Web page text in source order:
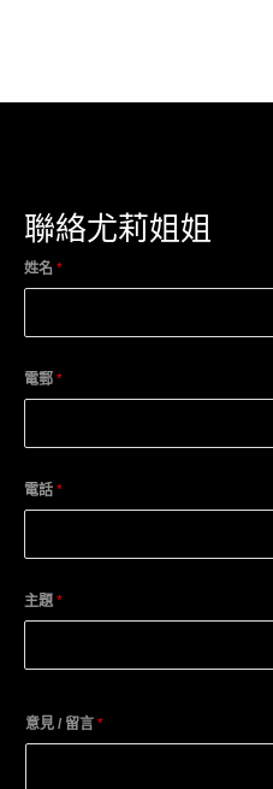
聯絡尤莉姐姐
姓名 *
電郵 *
電話 *
主題 *
意見 / 留言 *